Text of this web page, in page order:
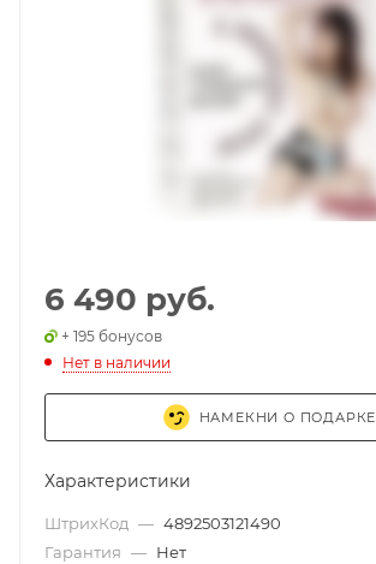
6 490 руб.
+ 195 бонусов
Нет в наличии
НАМЕКНИ О ПОДАРКЕ
Характеристики
ШтрихКод — 4892503121490
Гарантия — Нет